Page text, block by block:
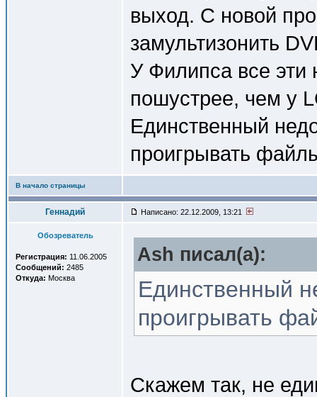
выход. С новой
замультизонить
У Филипса все эти
пошустрее, чем у
Единственный
проигрывать
В начало страницы
Геннадий Написано: 22.12.2009, 13:21
Обозреватель
Регистрация: 11.06.2005
Сообщений: 2485
Откуда: Москва
Ash писал(a):
Единственный
проигрывать
Скажем так, не